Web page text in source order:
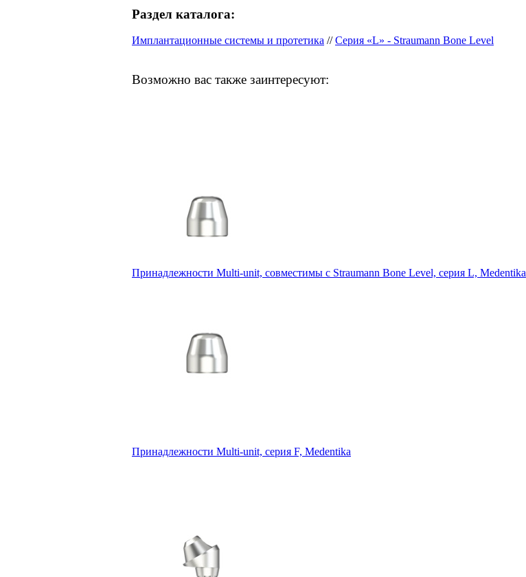
Раздел каталога:
Имплантационные системы и протетика //Серия «L» - Straumann Bone Level
Возможно вас также заинтересуют:
Принадлежности Multi-unit, совместимы с Straumann Bone Level, серия L, Medentika
Принадлежности Multi-unit, серия F, Medentika